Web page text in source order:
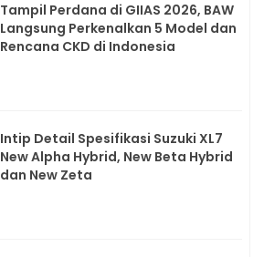
Tampil Perdana di GIIAS 2026, BAW
Langsung Perkenalkan 5 Model dan
Rencana CKD di Indonesia
Intip Detail Spesifikasi Suzuki XL7
New Alpha Hybrid, New Beta Hybrid
dan New Zeta